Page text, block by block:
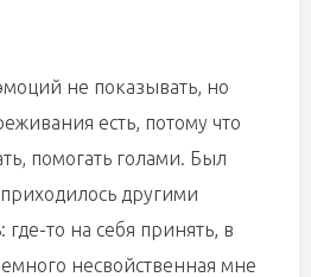
не показывать, но
есть, потому что
помогать голами. Был
другими
где-то на себя принять, в
несвойственная мне